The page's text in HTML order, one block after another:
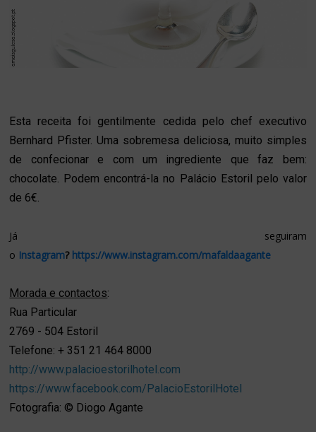
Esta receita foi gentilmente cedida pelo chef executivo
Bernhard Pfister. Uma sobremesa deliciosa, muito simples
de confecionar e com um ingrediente que faz bem:
chocolate. Podem encontrá-la no Palácio Estoril pelo valor
de 6€.
Já seguiram
o Instagram? https://www.instagram.com/mafaldaagante
Morada e contactos:
Rua Particular
2769 - 504 Estoril
Telefone:+ 351 21 464 8000
http://www.palacioestorilhotel.com
https://www.facebook.com/PalacioEstorilHotel
Fotografia: © Diogo Agante